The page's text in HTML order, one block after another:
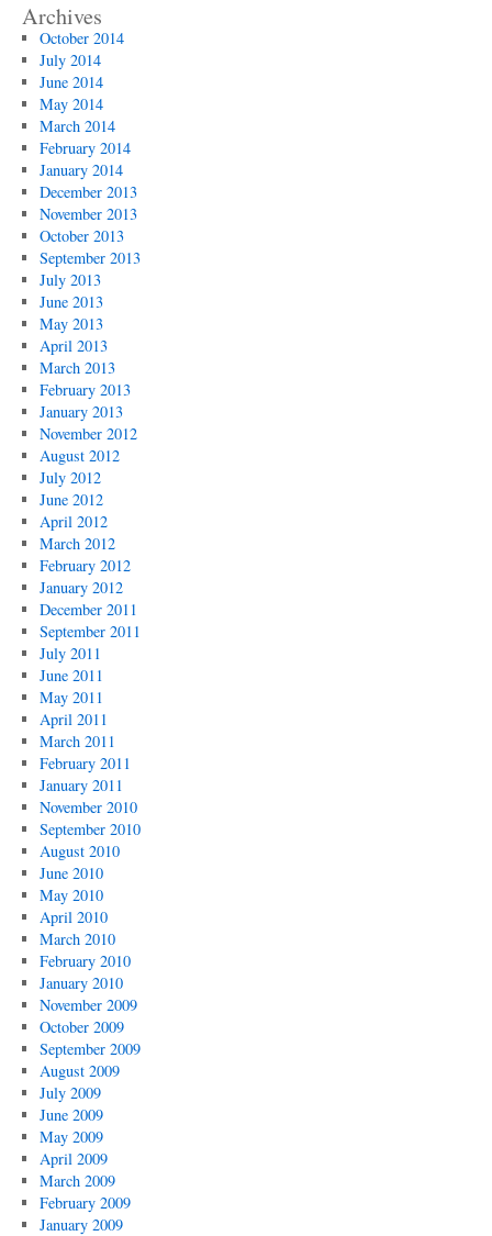
Archives
October 2014
July 2014
June 2014
May 2014
March 2014
February 2014
January 2014
December 2013
November 2013
October 2013
September 2013
July 2013
June 2013
May 2013
April 2013
March 2013
February 2013
January 2013
November 2012
August 2012
July 2012
June 2012
April 2012
March 2012
February 2012
January 2012
December 2011
September 2011
July 2011
June 2011
May 2011
April 2011
March 2011
February 2011
January 2011
November 2010
September 2010
August 2010
June 2010
May 2010
April 2010
March 2010
February 2010
January 2010
November 2009
October 2009
September 2009
August 2009
July 2009
June 2009
May 2009
April 2009
March 2009
February 2009
January 2009